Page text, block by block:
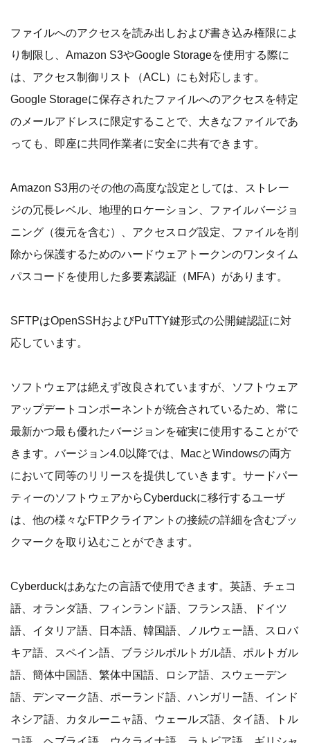
ファイルへのアクセスを読み出しおよび書き込み権限によ
り制限し、Amazon S3やGoogle Storageを使用する際に
は、アクセス制御リスト（ACL）にも対応します。
Google Storageに保存されたファイルへのアクセスを特定
のメールアドレスに限定することで、大きなファイルであ
っても、即座に共同作業者に安全に共有できます。
Amazon S3用のその他の高度な設定としては、ストレー
ジの冗長レベル、地理的ロケーション、ファイルバージョ
ニング（復元を含む）、アクセスログ設定、ファイルを削
除から保護するためのハードウェアトークンのワンタイム
パスコードを使用した多要素認証（MFA）があります。
SFTPはOpenSSHおよびPuTTY鍵形式の公開鍵認証に対
応しています。
ソフトウェアは絶えず改良されていますが、ソフトウェア
アップデートコンポーネントが統合されているため、常に
最新かつ最も優れたバージョンを確実に使用することがで
きます。バージョン4.0以降では、MacとWindowsの両方
において同等のリリースを提供していきます。サードパー
ティーのソフトウェアからCyberduckに移行するユーザ
は、他の様々なFTPクライアントの接続の詳細を含むブッ
クマークを取り込むことができます。
Cyberduckはあなたの言語で使用できます。英語、チェコ
語、オランダ語、フィンランド語、フランス語、ドイツ
語、イタリア語、日本語、韓国語、ノルウェー語、スロバ
キア語、スペイン語、ブラジルポルトガル語、ポルトガル
語、簡体中国語、繁体中国語、ロシア語、スウェーデン
語、デンマーク語、ポーランド語、ハンガリー語、インド
ネシア語、カタルーニャ語、ウェールズ語、タイ語、トル